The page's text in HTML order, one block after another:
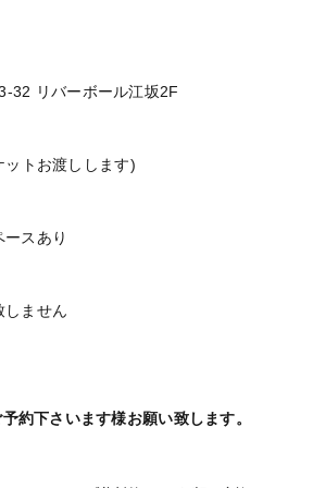
32 リバーボール江坂2F
トお渡しします)
スあり
ません
約下さいます様お願い致します。